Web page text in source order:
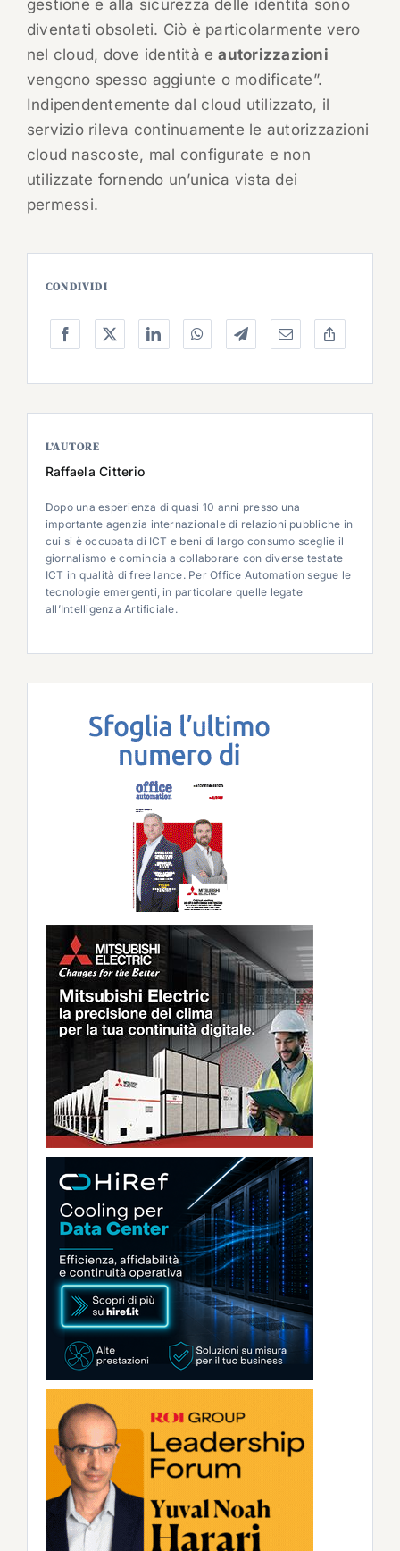
gestione e alla sicurezza delle identità sono
diventati obsoleti. Ciò è particolarmente vero
nel cloud, dove identità eautorizzazioni
vengono spesso aggiunte o modificate”.
Indipendentemente dal cloud utilizzato, il
servizio rileva continuamente le autorizzazioni
cloud nascoste, mal configurate e non
utilizzate fornendo un’unica vista dei
permessi.
CONDIVIDI
L’AUTORE
Raffaela Citterio
Dopo una esperienza di quasi 10 anni presso una
importante agenzia internazionale di relazioni pubbliche in
cui si è occupata di ICT e beni di largo consumo sceglie il
giornalismo e comincia a collaborare con diverse testate
ICT in qualità di free lance. Per Office Automation segue le
tecnologie emergenti, in particolare quelle legate
all’Intelligenza Artificiale.